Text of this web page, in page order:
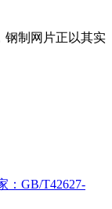
制网片正以其实
：GB/T42627-